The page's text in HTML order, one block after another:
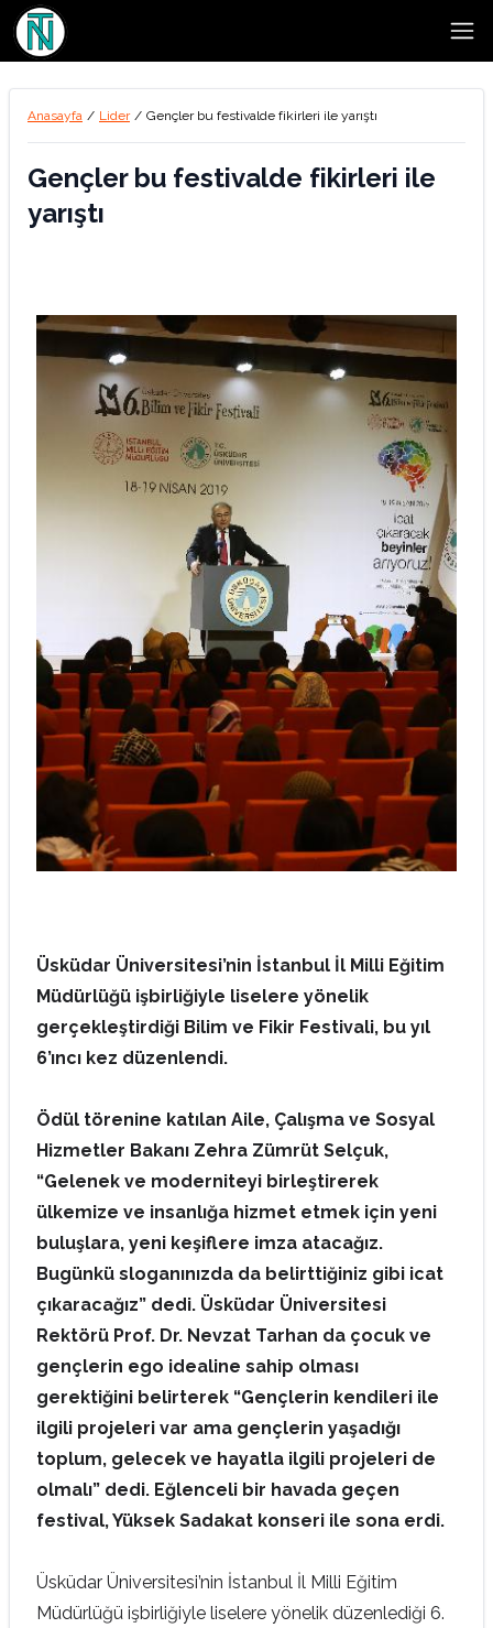
Anasayfa / Lider / Gençler bu festivalde fikirleri ile yarıştı
Gençler bu festivalde fikirleri ile
yarıştı
Üsküdar Üniversitesi’nin İstanbul İl Milli Eğitim
Müdürlüğü işbirliğiyle liselere yönelik
gerçekleştirdiği Bilim ve Fikir Festivali, bu yıl
6’ıncı kez düzenlendi.
Ödül törenine katılan Aile, Çalışma ve Sosyal
Hizmetler Bakanı Zehra Zümrüt Selçuk,
“Gelenek ve moderniteyi birleştirerek
ülkemize ve insanlığa hizmet etmek için yeni
buluşlara, yeni keşiflere imza atacağız.
Bugünkü sloganınızda da belirttiğiniz gibi icat
çıkaracağız” dedi. Üsküdar Üniversitesi
Rektörü Prof. Dr. Nevzat Tarhan da çocuk ve
gençlerin ego idealine sahip olması
gerektiğini belirterek “Gençlerin kendileri ile
ilgili projeleri var ama gençlerin yaşadığı
toplum, gelecek ve hayatla ilgili projeleri de
olmalı” dedi. Eğlenceli bir havada geçen
festival, Yüksek Sadakat konseri ile sona erdi.
Üsküdar Üniversitesi’nin İstanbul İl Milli Eğitim
Müdürlüğü işbirliğiyle liselere yönelik düzenlediği 6.